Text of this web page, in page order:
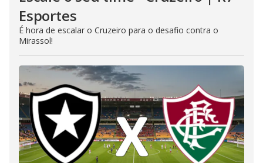
Esportes
É hora de escalar o Cruzeiro para o desafio contra o
Mirassol!